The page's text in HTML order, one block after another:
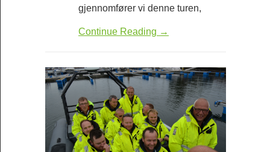
gjennomfører vi denne turen,
Continue Reading →